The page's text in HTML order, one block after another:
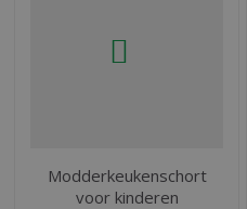
Modderkeukenschort
voor kinderen